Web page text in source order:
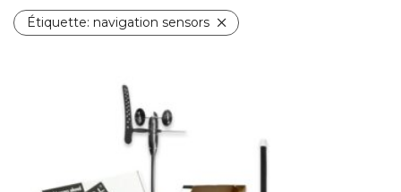
Étiquette: navigation sensors